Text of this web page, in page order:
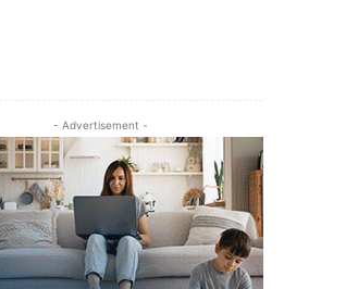
- Advertisement -